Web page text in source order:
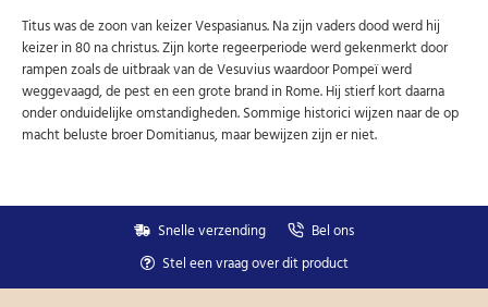
Titus was de zoon van keizer Vespasianus. Na zijn vaders dood werd hij
keizer in 80 na christus. Zijn korte regeerperiode werd gekenmerkt door
rampen zoals de uitbraak van de Vesuvius waardoor Pompeï werd
weggevaagd, de pest en een grote brand in Rome. Hij stierf kort daarna
onder onduidelijke omstandigheden. Sommige historici wijzen naar de op
macht beluste broer Domitianus, maar bewijzen zijn er niet.
Snelle verzending
Bel ons
Stel een vraag over dit product